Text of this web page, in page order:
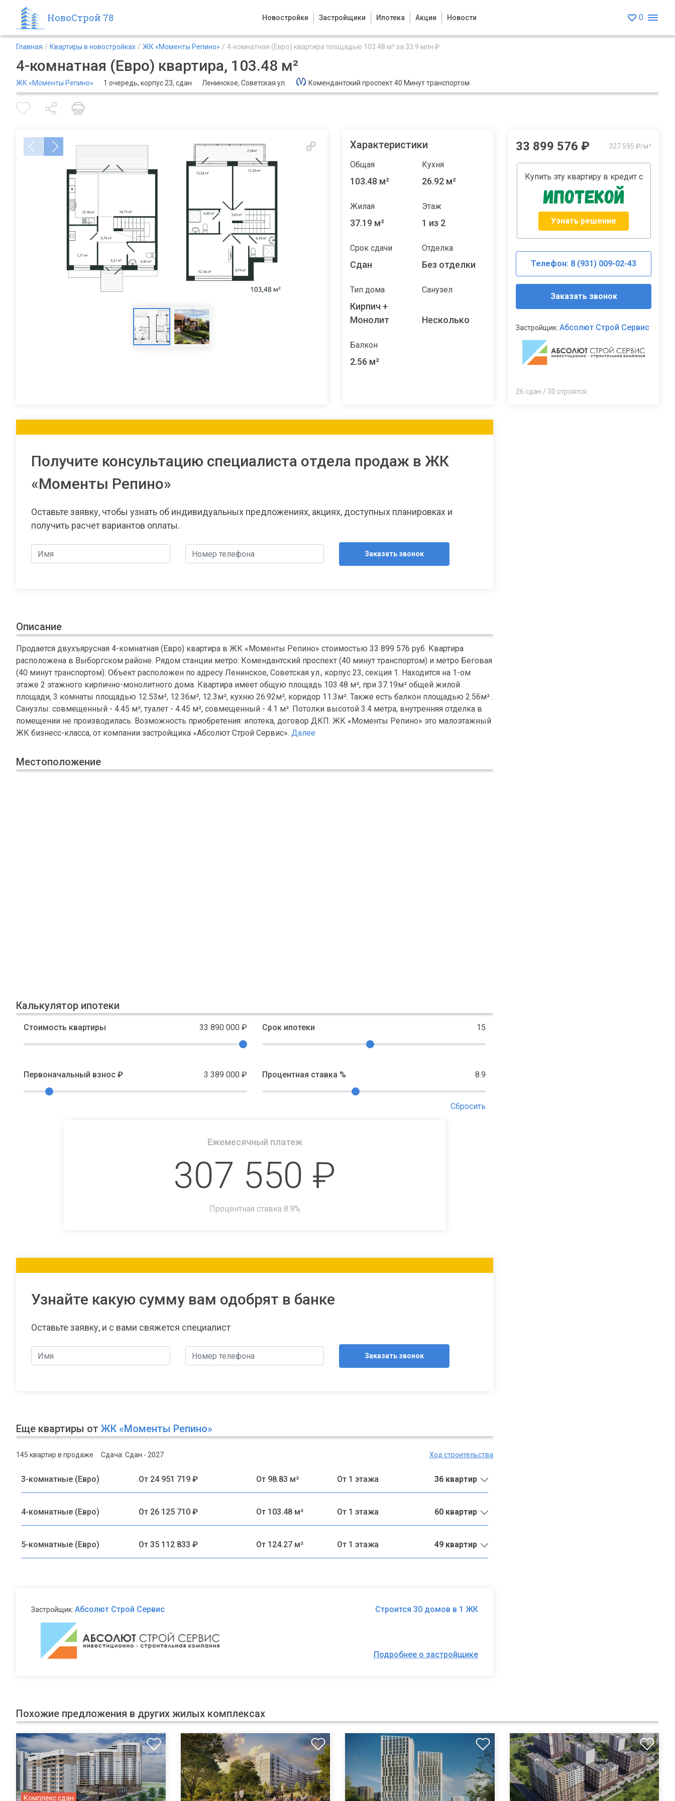
НовоСтрой 78 Новостройки Застройщики Ипотека Акции Новости 0
Главная Квартиры в новостройках ЖК «Моменты Репино» 4-комнатная (Евро) квартира площадью 103.48 м² за 33.9 млн ₽
4-комнатная (Евро) квартира, 103.48 м²
ЖК «Моменты Репино» 1 очередь, корпус 23, сдан Ленинское, Советская ул. Комендантский проспект 40 Минут транспортом
Характеристики
Общая
103.48 м²
Кухня
26.92 м²
Жилая
37.19 м²
Этаж
1 из 2
Срок сдачи
Сдан
Отделка
Без отделки
Тип дома
Кирпич +
Монолит
Санузел
Несколько
Балкон
2.56 м²
33 899 576 ₽ 327 595 ₽/м²
Купить эту квартиру в кредит с
Узнать решение
Телефон: 8 (931) 009-02-43
Заказать звонок
Застройщик: Абсолют Строй Сервис
26 сдан / 30 строятся
Получите консультацию специалиста отдела продаж в ЖК
«Моменты Репино»
Оставьте заявку, чтобы узнать об индивидуальных предложениях, акциях, доступных планировках и
получить расчет вариантов оплаты.
Заказать звонок
Описание
Продается двухъярусная 4-комнатная (Евро) квартира в ЖК «Моменты Репино» стоимостью 33 899 576 руб. Квартира
расположена в Выборгском районе. Рядом станции метро: Комендантский проспект (40 минут транспортом) и метро Беговая
(40 минут транспортом). Объект расположен по адресу Ленинское, Советская ул., корпус 23, секция 1. Находится на 1-ом
этаже 2 этажного кирпично-монолитного дома. Квартира имеет общую площадь 103.48 м², при 37.19м² общей жилой
площади, 3 комнаты площадью 12.53м², 12.36м², 12.3м², кухню 26.92м², коридор 11.3м². Также есть балкон площадью 2.56м² .
Санузлы: совмещенный - 4.45 м², туалет - 4.45 м², совмещенный - 4.1 м². Потолки высотой 3.4 метра, внутренняя отделка в
помещении не производилась. Возможность приобретения: ипотека, договор ДКП. ЖК «Моменты Репино» это малоэтажный
ЖК бизнесс-класса, от компании застройщика «Абсолют Строй Сервис». Далее
Местоположение
Калькулятор ипотеки
Стоимость квартиры 33 890 000 ₽ Срок ипотеки 15
Первоначальный взнос ₽ 3 389 000 ₽ Процентная ставка % 8.9
Сбросить
Ежемесячный платеж
307 550 ₽
Процентная ставка 8.9%
Узнайте какую сумму вам одобрят в банке
Оставьте заявку, и с вами свяжется специалист
Заказать звонок
Еще квартиры от ЖК «Моменты Репино»
145 квартир в продаже Сдача: Сдан - 2027 Ход строительства
3-комнатные (Евро) От 24 951 719 ₽ От 98.83 м² От 1 этажа 36 квартир
4-комнатные (Евро) От 26 125 710 ₽ От 103.48 м² От 1 этажа 60 квартир
5-комнатные (Евро) От 35 112 833 ₽ От 124.27 м² От 1 этажа 49 квартир
Застройщик: Абсолют Строй Сервис Строится 30 домов в 1 ЖК
Подробнее о застройщике
Похожие предложения в других жилых комплексах
Комплекс сдан